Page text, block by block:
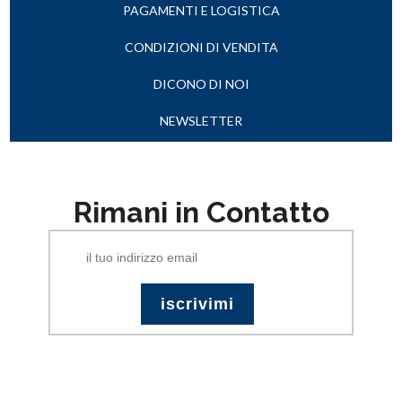
PAGAMENTI E LOGISTICA
CONDIZIONI DI VENDITA
DICONO DI NOI
NEWSLETTER
Rimani in Contatto